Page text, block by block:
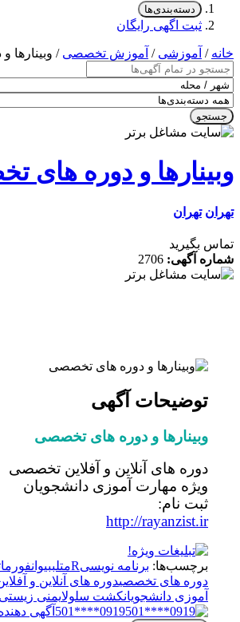
دسته‌بندی‌ها
ثبت اگهی رایگان
/آموزشی/آموزش تخصصی/ وبینارها و
و دوره های
تهران
بگیرید
آگهی:2706
توضیحات آگهی
وبینارها و دوره های تخصصی
دوره های آنلاین و آفلاین تخصصی
ویژه مهارت آموزی دانشجویان
ثبت نام:
http://rayanzist.ir
برچسب‌ها:برنامه نویسیR متلببیوانفورماتیک
دوره های تخصصیدوره های آنلاین و آفلاین
آموزی دانشجویانکشت سلول ایمنی زیستی
0919****501
آگهی دهنده